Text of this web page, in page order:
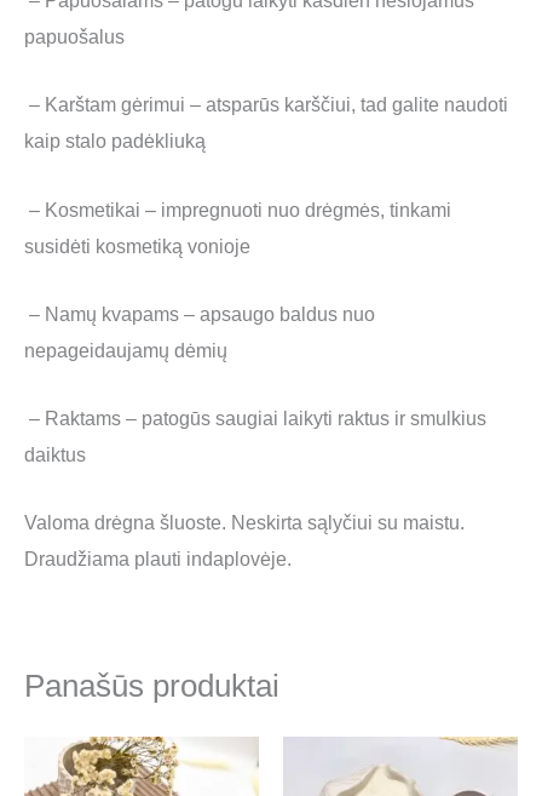
papuošalus
– Karštam gėrimui – atsparūs karščiui, tad galite naudoti
kaip stalo padėkliuką
– Kosmetikai – impregnuoti nuo drėgmės, tinkami
susidėti kosmetiką vonioje
– Namų kvapams – apsaugo baldus nuo
nepageidaujamų dėmių
– Raktams – patogūs saugiai laikyti raktus ir smulkius
daiktus
Valoma drėgna šluoste. Neskirta sąlyčiui su maistu.
Draudžiama plauti indaplovėje.
Panašūs produktai